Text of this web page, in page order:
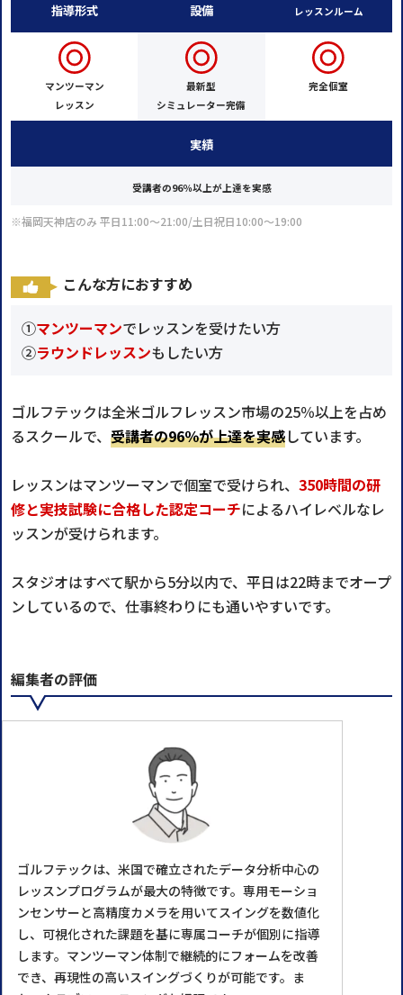
指導形式
マンツーマン
レッスン
設備
最新型
シミュレーター完備
レッスンルーム
完全個室
実績
受講者の96％以上が上達を実感
※福岡天神店のみ 平日11:00〜21:00/土日祝日10:00〜19:00
こんな方におすすめ
①マンツーマンでレッスンを受けたい方
②ラウンドレッスンもしたい方
ゴルフテックは全米ゴルフレッスン市場の25％以上を占め
るスクールで、 受講者の96％が上達を実感しています。
レッスンはマンツーマンで個室で受けられ、 350時間の研
修と実技試験に合格した認定コーチによるハイレベルなレ
ッスンが受けられます。
スタジオはすべて駅から5分以内で、平日は22時までオープ
ンしているので、仕事終わりにも通いやすいです。
編集者の評価
ゴルフテックは、米国で確立されたデータ分析中心の
レッスンプログラムが最大の特徴です。専用モーショ
ンセンサーと高精度カメラを用いてスイングを数値化
し、可視化された課題を基に専属コーチが個別に指導
します。マンツーマン体制で継続的にフォームを改善
でき、再現性の高いスイングづくりが可能です。ま